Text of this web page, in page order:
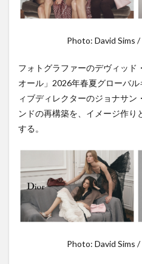
Photo: David Sims
フォトグラファーのデヴィッド
オール」2026年春夏グローバ
ィブディレクターのジョナサン
ンドの再構築を、イメージ作り
する。
Photo: David Sims